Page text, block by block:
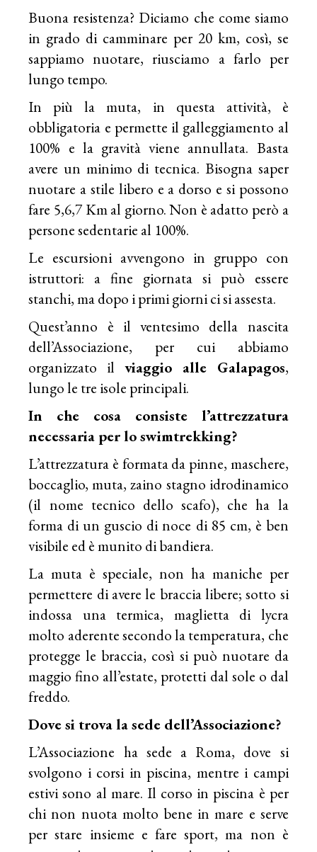
Buona resistenza? Diciamo che come siamo
in grado di camminare per 20 km, così, se
sappiamo nuotare, riusciamo a farlo per
lungo tempo.
In più la muta, in questa attività, è
obbligatoria e permette il galleggiamento al
100% e la gravità viene annullata. Basta
avere un minimo di tecnica. Bisogna saper
nuotare a stile libero e a dorso e si possono
fare 5,6,7 Km al giorno. Non è adatto però a
persone sedentarie al 100%.
Le escursioni avvengono in gruppo con
istruttori: a fine giornata si può essere
stanchi, ma dopo i primi giorni ci si assesta.
Quest’anno è il ventesimo della nascita
dell’Associazione, per cui abbiamo
organizzato il viaggio alle Galapagos,
lungo le tre isole principali.
In che cosa consiste l’attrezzatura
necessaria per lo swimtrekking?
L’attrezzatura è formata da pinne, maschere,
boccaglio, muta, zaino stagno idrodinamico
(il nome tecnico dello scafo), che ha la
forma di un guscio di noce di 85 cm, è ben
visibile ed è munito di bandiera.
La muta è speciale, non ha maniche per
permettere di avere le braccia libere; sotto si
indossa una termica, maglietta di lycra
molto aderente secondo la temperatura, che
protegge le braccia, così si può nuotare da
maggio fino all’estate, protetti dal sole o dal
freddo.
Dove si trova la sede dell’Associazione?
L’Associazione ha sede a Roma, dove si
svolgono i corsi in piscina, mentre i campi
estivi sono al mare. Il corso in piscina è per
chi non nuota molto bene in mare e serve
per stare insieme e fare sport, ma non è